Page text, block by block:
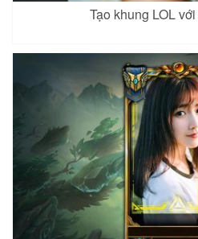
Tạo khung LOL